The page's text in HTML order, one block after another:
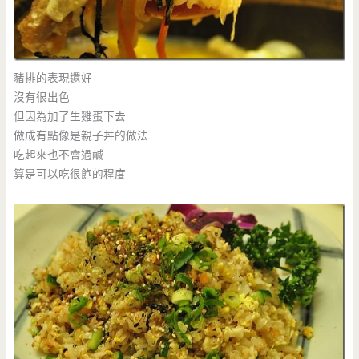
豬排的表現還好
沒有很出色
但因為加了生雞蛋下去
做成有點像是親子丼的做法
吃起來也不會過鹹
算是可以吃很飽的程度